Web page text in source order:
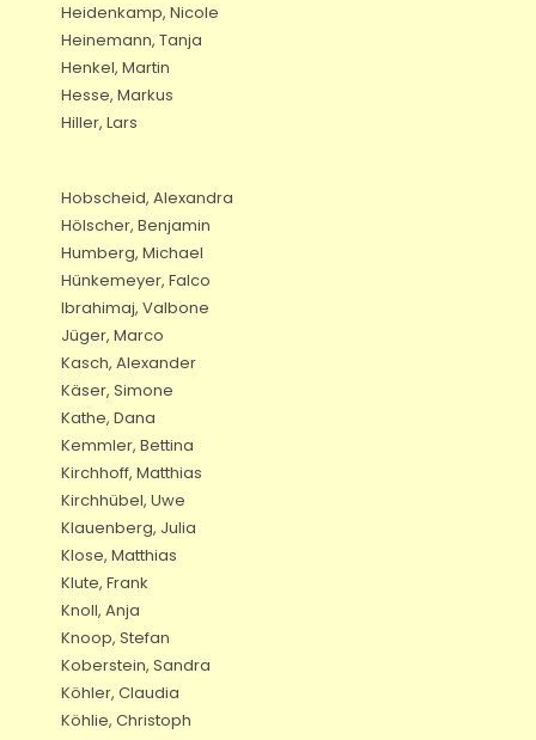
Heidenkamp, Nicole
Heinemann, Tanja
Henkel, Martin
Hesse, Markus
Hiller, Lars
Hobscheid, Alexandra
Hölscher, Benjamin
Humberg, Michael
Hünkemeyer, Falco
Ibrahimaj, Valbone
Jüger, Marco
Kasch, Alexander
Käser, Simone
Kathe, Dana
Kemmler, Bettina
Kirchhoff, Matthias
Kirchhübel, Uwe
Klauenberg, Julia
Klose, Matthias
Klute, Frank
Knoll, Anja
Knoop, Stefan
Koberstein, Sandra
Köhler, Claudia
Köhlie, Christoph